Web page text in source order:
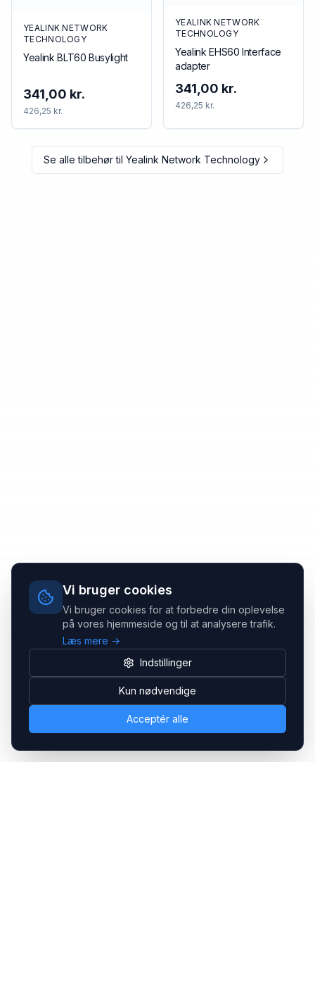
Vi bruger cookies
Vi bruger cookies for at forbedre din oplevelse
på vores hjemmeside og til at analysere trafik.
Læs mere →
Indstillinger
Kun nødvendige
Acceptér alle
YEALINK NETWORK
TECHNOLOGY
Yealink BLT60 Busylight
341,00 kr.
426,25 kr.
YEALINK NETWORK
TECHNOLOGY
Yealink EHS60 Interface
adapter
341,00 kr.
426,25 kr.
Se alle tilbehør til Yealink Network Technology